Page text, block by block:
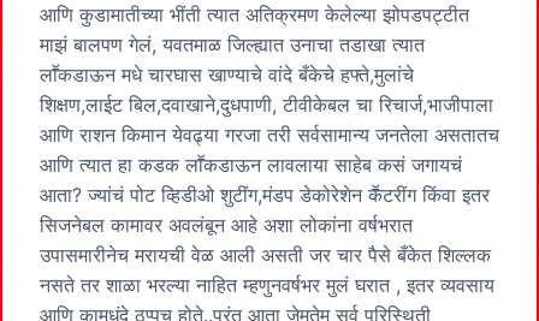
आणि कुडामातीच्या भींती त्यात अतिक्रमण केलेल्या झोपडपट्टीत
माझं बालपण गेलं, यवतमाळ जिल्ह्यात उनाचा तडाखा त्यात
लाॕकडाऊन मधे चारघास खाण्याचे वांदे बँकेचे हफ्ते,मुलांचे
शिक्षण,लाईट बिल,दवाखाने,दुधपाणी, टीवीकेबल चा रिचार्ज,भाजीपाला
आणि राशन किमान येवढ्या गरजा तरी सर्वसामान्य जनतेला असतातच
आणि त्यात हा कडक लाॕकडाऊन लावलाया साहेब कसं जगायचं
आता? ज्यांचं पोट व्हिडीओ शुटींग,मंडप डेकोरेशेन कॕटरींग किंवा इतर
सिजनेबल कामावर अवलंबून आहे अशा लोकांना वर्षभरात
उपासमारीनेच मरायची वेळ आली असती जर चार पैसे बँकेत शिल्लक
नसते तर शाळा भरल्या नाहित म्हणुनवर्षभर मुलं घरात , इतर व्यवसाय
आणि कामधंदे ठप्पच होते..परंतु आता जेमतेम सर्व परिस्थिती